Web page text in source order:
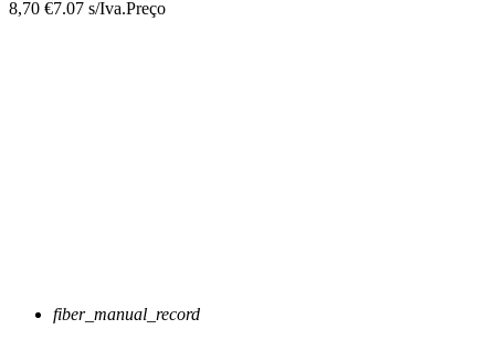
8,70 €7.07 s/Iva.Preço
fiber_manual_record